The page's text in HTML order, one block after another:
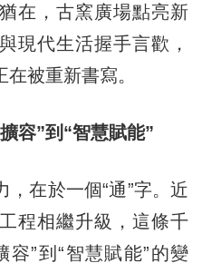
在，古窯廣場點亮新
現代生活握手言歡，
被重新書寫。
容”到“智慧賦能”
在於一個“通”字。近
程相繼升級，這條千
”到“智慧賦能”的變